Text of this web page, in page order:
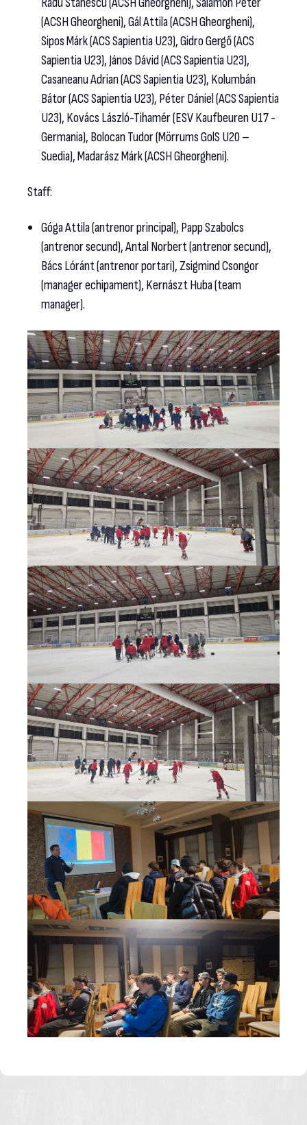
(ACSH Gheorgheni), Gál Attila (ACSH Gheorgheni),
Sipos Márk (ACS Sapientia U23), Gidro Gergő (ACS
Sapientia U23), János Dávid (ACS Sapientia U23),
Casaneanu Adrian (ACS Sapientia U23), Kolumbán
Bátor (ACS Sapientia U23), Péter Dániel (ACS Sapientia
U23), Kovács László-Tihamér (ESV Kaufbeuren U17 -
Germania), Bolocan Tudor (Mörrums GolS U20 –
Suedia), Madarász Márk (ACSH Gheorgheni).
Staff:
Góga Attila (antrenor principal), Papp Szabolcs
(antrenor secund), Antal Norbert (antrenor secund),
Bács Lóránt (antrenor portari), Zsigmind Csongor
(manager echipament), Kernászt Huba (team
manager).